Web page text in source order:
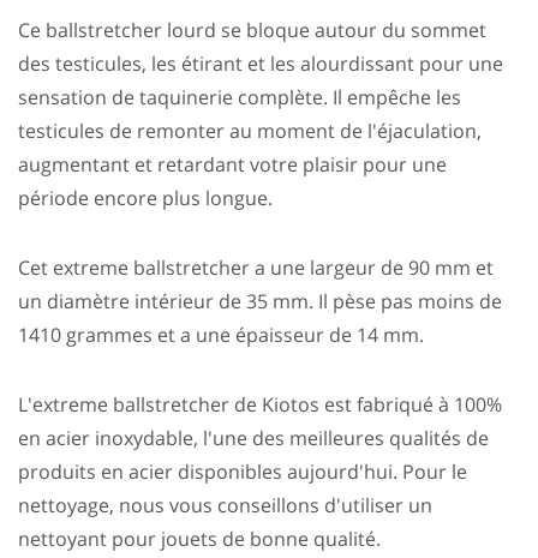
Ce ballstretcher lourd se bloque autour du sommet
des testicules, les étirant et les alourdissant pour une
sensation de taquinerie complète. Il empêche les
testicules de remonter au moment de l'éjaculation,
augmentant et retardant votre plaisir pour une
période encore plus longue.
Cet extreme ballstretcher a une largeur de 90 mm et
un diamètre intérieur de 35 mm. Il pèse pas moins de
1410 grammes et a une épaisseur de 14 mm.
L'extreme ballstretcher de Kiotos est fabriqué à 100%
en acier inoxydable, l'une des meilleures qualités de
produits en acier disponibles aujourd'hui. Pour le
nettoyage, nous vous conseillons d'utiliser un
nettoyant pour jouets de bonne qualité.